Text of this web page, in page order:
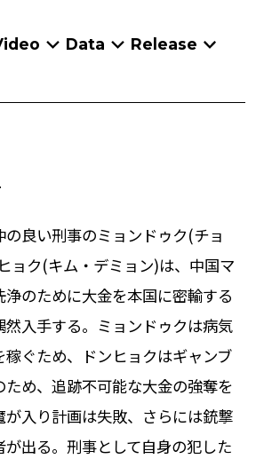
Data Release
の良い刑事のミョンドゥク(チョ
ョク(キム・デミョン)は、中国マ
浄のために大金を本国に密輸する
然入手する。ミョンドゥクは病気
稼ぐため、ドンヒョクはギャンブ
ため、追跡不可能な大金の強奪を
が入り計画は失敗、さらには銃撃
出る。刑事として自身の犯した